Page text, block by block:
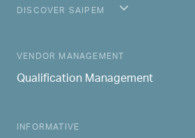
DISCOVER SAIPEM
MAIN NAVIGATION
VENDOR MANAGEMENT
Qualification Management
INFORMATIVE